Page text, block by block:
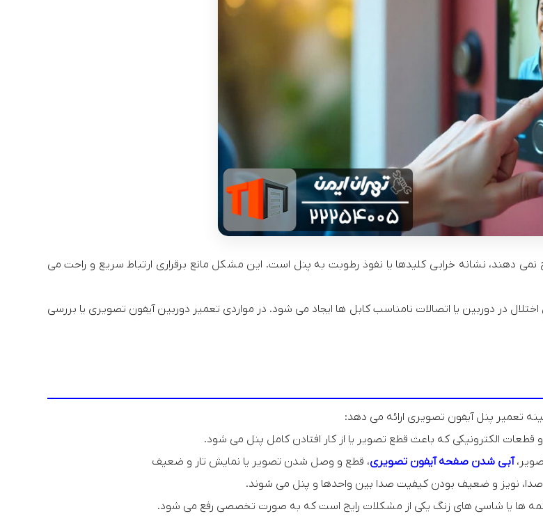
دهند، نشانه خرابی کلیدها یا نفوذ رطوبت به پنل است. این مشکل مانع برقراری ارتباط سریع و راحت می
اختلال در دوربین یا اتصالات نامناسب کابل ها ایجاد می شود. در مواردی تعمیر دوربین آیفون تصویری یا بررسی
تعمیر پنل آیفون تصویری ارائه می دهد:
قطعات الکترونیکی که باعث قطع تصویر یا از کار افتادن کامل پنل می شود.
آبی شدن صفحه آیفون تصویری، قطع و وصل شدن تصویر یا نمایش تار و ضعیف
نویز و ضعیف بودن کیفیت صدا بین واحدها و پنل می شوند.
ها یا شاسی های زنگ یکی از مشکلات رایج است که به صورت تخصصی رفع می شود.